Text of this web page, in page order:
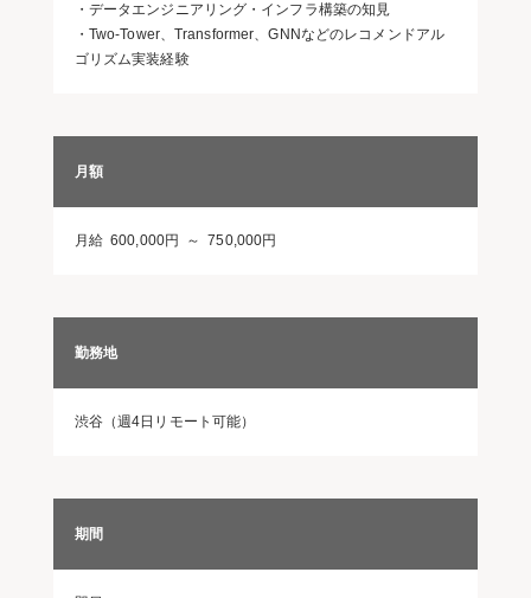
・データエンジニアリング・インフラ構築の知見
・Two-Tower、Transformer、GNNなどのレコメンドアル
ゴリズム実装経験
月額
月給 600,000円 ～ 750,000円
勤務地
渋谷（週4日リモート可能）
期間